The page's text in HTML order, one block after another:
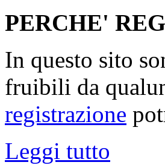
PERCHE'
In questo sito
fruibili da
registrazione
Leggi tutto